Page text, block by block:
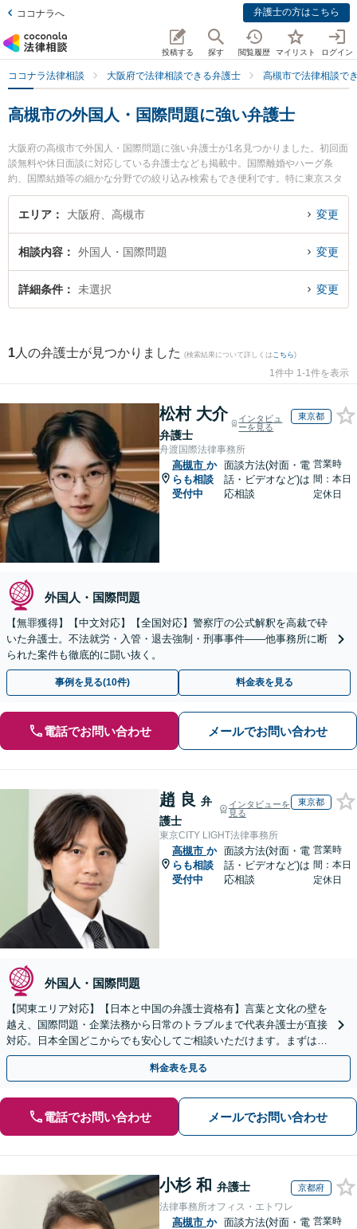
ココナラへ 弁護士の方はこちら
投稿する 探す 閲覧履歴 マイリスト ログイン
ココナラ法律相談 大阪府で法律相談できる弁護士 高槻市で法律相談で
高槻市の外国人・国際問題に強い弁護士
大阪府の高槻市で外国人・国際問題に強い弁護士が1名見つかりました。初回面
談無料や休日面談に対応している弁護士なども掲載中。国際離婚やハーグ条
約、国際結婚等の細かな分野での絞り込み検索もでき便利です。特に東京スタ
ートアップ法律事務所 高槻支店の表 剛志弁護士のプロフィール情報や弁護士費
用、強みなどが注目されています。『高槻市で土日や夜間に発生した外国人・
人・国際問題を法律相談できる高槻市内の弁護士に相談予約したい』などでお
困りの相談者さんにおすすめです。
エリア 大阪府、高槻市 変更
相談内容 外国人・国際問題 変更
詳細条件 未選択 変更
1 人の弁護士が見つかりました (検索結果について詳しくは こちら)
1件中 1-1件を表示
松村 大介
弁護士
インタビュ
ーを見る
東京都
舟渡国際法律事務所
高槻市 か
らも相談
受付中
面談方法(対面・電
話・ビデオなど)は
応相談
営業時
間：本日
定休日
外国人・国際問題
【無罪獲得】【中文対応】【全国対応】警察庁の公式解釈を高裁で砕
いた弁護士。不法就労・入管・退去強制・刑事事件——他事務所に断
られた案件も徹底的に闘い抜く。
事例を見る(10件) 料金表を見る
電話でお問い合わせ メールでお問い合わせ
趙 良 弁
護士
インタビューを
見る
東京都
東京CITY LIGHT法律事務所
高槻市 か
らも相談
受付中
面談方法(対面・電
話・ビデオなど)は
応相談
営業時
間：本日
定休日
外国人・国際問題
【関東エリア対応】【日本と中国の弁護士資格有】言葉と文化の壁を
越え、国際問題・企業法務から日常のトラブルまで代表弁護士が直接
対応。日本全国どこからでも安心してご相談いただけます。まずは一
歩を踏み出してみませんか。【初回相談無料】
料金表を見る
電話でお問い合わせ メールでお問い合わせ
小杉 和 弁護士 京都府
法律事務所オフィス・エトワレ
高槻市 か 面談方法(対面・電 営業時